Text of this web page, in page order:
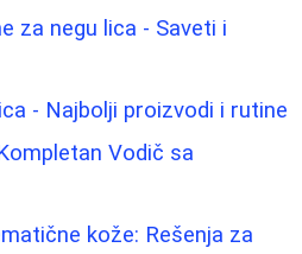
za negu lica - Saveti i
- Najbolji proizvodi i rutine
Vodič sa
kože: Rešenja za